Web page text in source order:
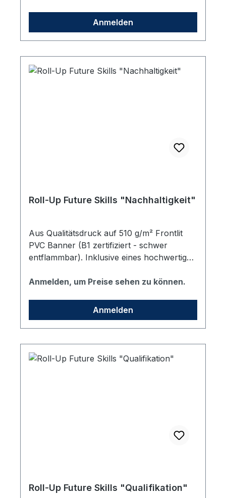
85x200 cm (Sichtmaß BxH)
Anmelden
Roll-Up Future Skills "Nachhaltigkeit"
Aus Qualitätsdruck auf 510 g/m² Frontlit
PVC Banner (B1 zertifiziert - schwer
entflammbar). Inklusive eines hochwertigen
Standfüßen sowie einer gepolsterten
85x200 cm (Sichtmaß BxH)
Anmelden, um Preise sehen zu können.
Anmelden
Roll-Up Future Skills "Qualifikation"